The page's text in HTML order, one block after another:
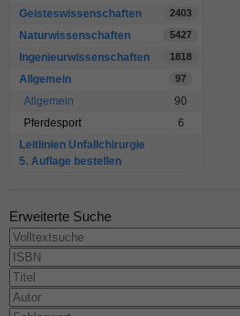
Geisteswissenschaften 2403
Naturwissenschaften 5427
Ingenieurwissenschaften 1818
Allgemein 97
Allgemein
90
Pferdesport
6
Leitlinien Unfallchirurgie
5. Auflage bestellen
Erweiterte Suche